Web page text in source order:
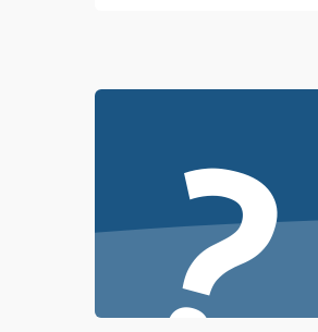
Проблемы с механикой
Режим работы
Программные сбои
?